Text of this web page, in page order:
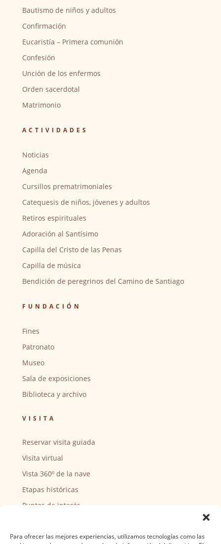
Para ofrecer las mejores experiencias, utilizamos tecnologías como las
Bautismo de niños y adultos
Confirmación
Eucaristía – Primera comunión
Confesión
Unción de los enfermos
Orden sacerdotal
Matrimonio
ACTIVIDADES
Noticias
Agenda
Cursillos prematrimoniales
Catequesis de niños, jóvenes y adultos
Retiros espirituales
Adoración al Santísimo
Capilla del Cristo de las Penas
Capilla de música
Bendición de peregrinos del Camino de Santiago
FUNDACIÓN
Fines
Patronato
Museo
Sala de exposiciones
Biblioteca y archivo
VISITA
Reservar visita guiada
Visita virtual
Vista 360º de la nave
Etapas históricas
Puntos de interés